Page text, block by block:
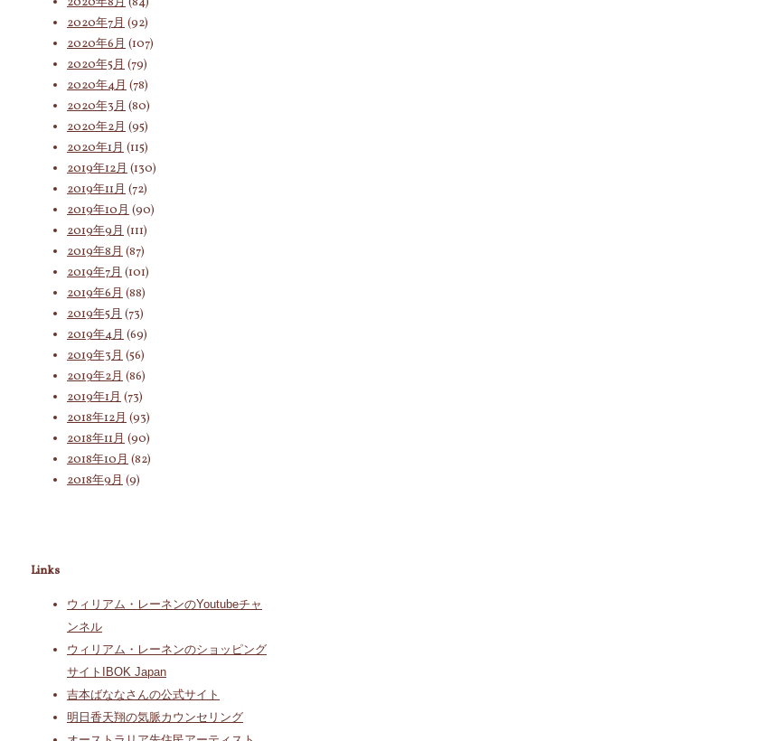
2020年7月 (92)
2020年6月 (107)
2020年5月 (79)
2020年4月 (78)
2020年3月 (80)
2020年2月 (95)
2020年1月 (115)
2019年12月 (130)
2019年11月 (72)
2019年10月 (90)
2019年9月 (111)
2019年8月 (87)
2019年7月 (101)
2019年6月 (88)
2019年5月 (73)
2019年4月 (69)
2019年3月 (56)
2019年2月 (86)
2019年1月 (73)
2018年12月 (93)
2018年11月 (90)
2018年10月 (82)
2018年9月 (9)
Links
ウィリアム・レーネンのYoutubeチャ
ンネル
ウィリアム・レーネンのショッピング
サイトIBOK Japan
吉本ばななさんの公式サイト
明日香天翔の気脈カウンセリング